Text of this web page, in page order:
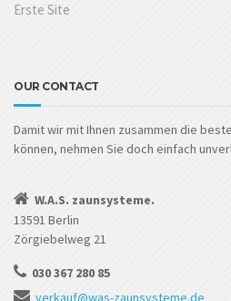
Erste Site
OUR CONTACT
Damit wir mit Ihnen zusammen die
können, nehmen Sie doch einfach
W.A.S. zaunsysteme.
13591 Berlin
Zörgiebelweg 21
030 367 280 85
verkauf@was-zaunsysteme.de